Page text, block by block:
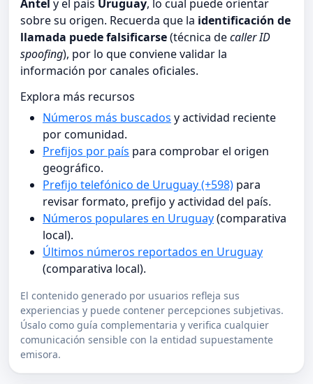
Antel y el país Uruguay, lo cual puede orientar
sobre su origen. Recuerda que la identificación de
llamada puede falsificarse(técnica decaller ID
spoofing), por lo que conviene validar la
información por canales oficiales.
Explora más recursos
Números más buscados y actividad reciente
por comunidad.
Prefijos por país para comprobar el origen
geográfico.
Prefijo telefónico de Uruguay (+598) para
revisar formato, prefijo y actividad del país.
Números populares en Uruguay(comparativa
local).
Últimos números reportados en Uruguay
(comparativa local).
El contenido generado por usuarios refleja sus
experiencias y puede contener percepciones subjetivas.
Úsalo como guía complementaria y verifica cualquier
comunicación sensible con la entidad supuestamente
emisora.